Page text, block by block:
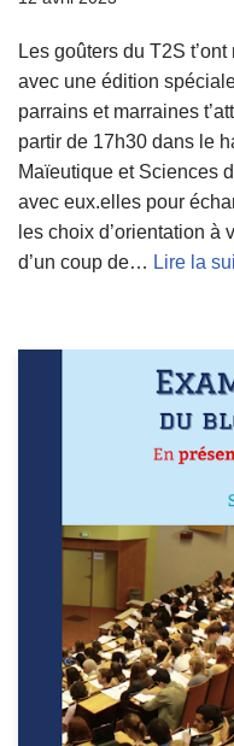
Les goûters du T2S
avec une édition
parrains et marraines
partir de 17h30 dans le
Maïeutique et Sciences
avec eux.elles pour
les choix d’orientation
d’un coup de… Lire la